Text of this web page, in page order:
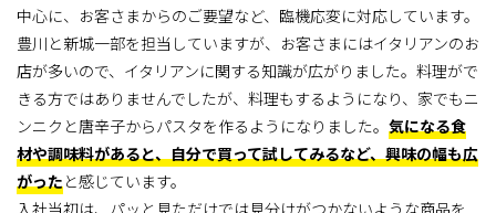
中心に、お客さまからのご要望など、臨機応変に対応しています。
豊川と新城一部を担当していますが、お客さまにはイタリアンのお
店が多いので、イタリアンに関する知識が広がりました。料理がで
きる方ではありませんでしたが、料理もするようになり、家でもニ
ンニクと唐辛子からパスタを作るようになりました。 気になる食
材や調味料があると、自分で買って試してみるなど、興味の幅も広
がった と感じています。
入社当初は、パッと見ただけでは見分けがつかないような商品を